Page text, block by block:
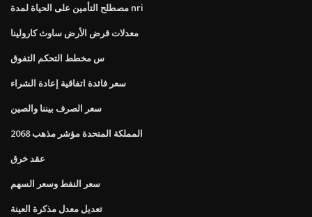
مصطلح التأمين على الحياة لمدة nri
معدلات قرض الأرض ساوث كارولينا
س مخطط التحكم التفوق
سعر فائدة اتفاقية إعادة الشراء
سعر الصرف بيننا والصين
المملكة المتحدة مؤشر مذهب 2068
عقد خرق
سعر النفط وسعر السهم
تعديل معدل مذكرة العينة